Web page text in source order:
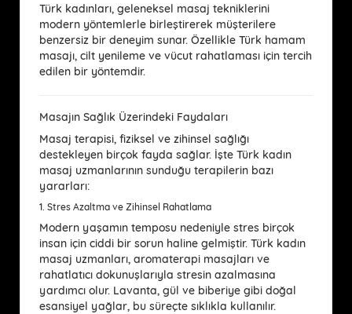
Türk kadınları, geleneksel masaj tekniklerini
modern yöntemlerle birleştirerek müşterilere
benzersiz bir deneyim sunar. Özellikle Türk hamam
masajı, cilt yenileme ve vücut rahatlaması için tercih
edilen bir yöntemdir.
Masajın Sağlık Üzerindeki Faydaları
Masaj terapisi, fiziksel ve zihinsel sağlığı
destekleyen birçok fayda sağlar. İşte Türk kadın
masaj uzmanlarının sunduğu terapilerin bazı
yararları:
1. Stres Azaltma ve Zihinsel Rahatlama
Modern yaşamın temposu nedeniyle stres birçok
insan için ciddi bir sorun haline gelmiştir. Türk kadın
masaj uzmanları, aromaterapi masajları ve
rahatlatıcı dokunuşlarıyla stresin azalmasına
yardımcı olur. Lavanta, gül ve biberiye gibi doğal
esansiyel yağlar, bu süreçte sıklıkla kullanılır.